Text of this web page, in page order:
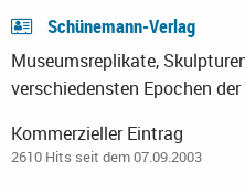
Schünemann-Verlag
Museumsreplikate,
verschiedensten Epochen
Kommerzieller Eintrag
2610 Hits seit dem 07.09.2003